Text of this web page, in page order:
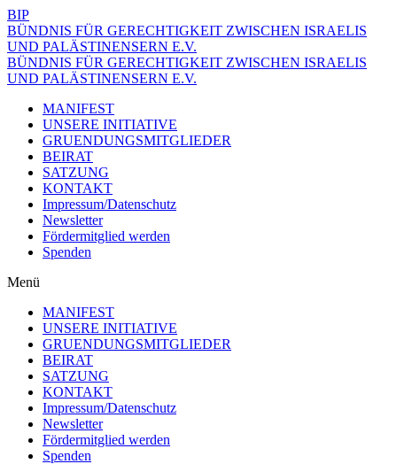
BIP
BÜNDNIS FÜR GERECHTIGKEIT ZWISCHEN ISRAELIS
UND PALÄSTINENSERN E.V.
BÜNDNIS FÜR GERECHTIGKEIT ZWISCHEN ISRAELIS
UND PALÄSTINENSERN E.V.
MANIFEST
UNSERE INITIATIVE
GRUENDUNGSMITGLIEDER
BEIRAT
SATZUNG
KONTAKT
Impressum/Datenschutz
Newsletter
Fördermitglied werden
Spenden
Menü
MANIFEST
UNSERE INITIATIVE
GRUENDUNGSMITGLIEDER
BEIRAT
SATZUNG
KONTAKT
Impressum/Datenschutz
Newsletter
Fördermitglied werden
Spenden